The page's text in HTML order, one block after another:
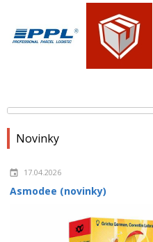
Novinky
17.04.2026
Asmodee (novinky)